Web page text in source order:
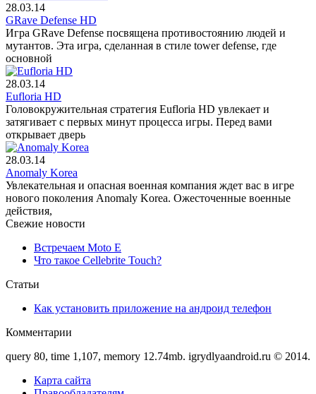
28.03.14
GRave Defense HD
Игра GRave Defense посвящена противостоянию людей и
мутантов. Эта игра, сделанная в стиле tower defense, где
основной
28.03.14
Eufloria HD
Головокружительная стратегия Eufloria HD увлекает и
затягивает с первых минут процесса игры. Перед вами
открывает дверь
28.03.14
Anomaly Korea
Увлекательная и опасная военная компания ждет вас в игре
нового поколения Anomaly Korea. Ожесточенные военные
действия,
Свежие новости
Встречаем Moto E
Что такое Cellebrite Touch?
Статьи
Как установить приложение на андроид телефон
Комментарии
query 80, time 1,107, memory 12.74mb. igrydlyaandroid.ru © 2014.
Карта сайта